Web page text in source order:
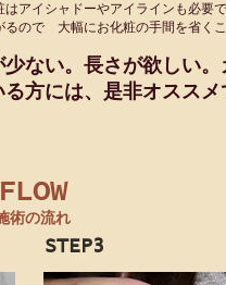
はアイシャドーやアイラインも必要
るので 大幅にお化粧の手間を省く
少ない。長さが欲しい。
方には、是非オススメ
FLOW
術の流れ
STEP3